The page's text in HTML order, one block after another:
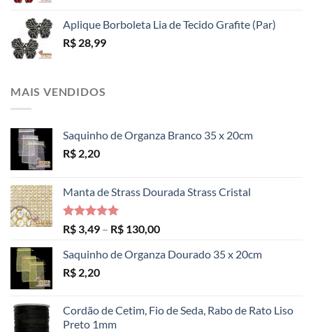
Aplique Borboleta Lia de Tecido Grafite (Par)
R$ 28,99
MAIS VENDIDOS
Saquinho de Organza Branco 35 x 20cm
R$ 2,20
Manta de Strass Dourada Strass Cristal
Avaliação
5.00
de 5
R$ 3,49 – R$ 130,00Faixa
preço:
Saquinho de Organza Dourado 35 x 20cm
R$ 2,20
Cordão de Cetim, Fio de Seda, Rabo de Rato Liso
Preto 1mm